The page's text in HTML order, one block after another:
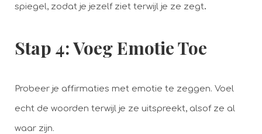
spiegel, zodat je jezelf ziet terwijl je ze zegt.
Stap 4: Voeg Emotie Toe
Probeer je affirmaties met emotie te zeggen. Voel
echt de woorden terwijl je ze uitspreekt, alsof ze al
waar zijn.